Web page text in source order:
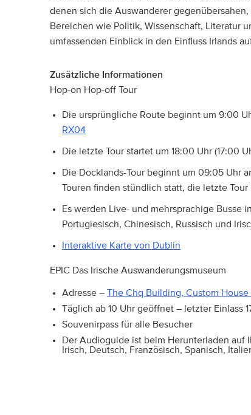
denen sich die Auswanderer
Bereichen wie Politik, Wissenschaft, Literatur
umfassenden Einblick in den Einfluss Irlands
Zusätzliche Informationen
Hop-on Hop-off Tour
Die ursprüngliche Route beginnt um 9:00
RX04
Die letzte Tour startet um 18:00 Uhr (17:00
Die Docklands-Tour beginnt um 09:05 Uhr
Touren finden stündlich statt, die letzte Tour
Es werden Live- und mehrsprachige Busse
Portugiesisch, Chinesisch, Russisch und
Interaktive Karte von Dublin
EPIC Das Irische Auswanderungsmuseum
Adresse – The Chq Building, Custom House
Täglich ab 10 Uhr geöffnet – letzter Einlass
Souvenirpass für alle Besucher
Der Audioguide ist beim Herunterladen auf
Irisch, Deutsch, Französisch, Spanisch,